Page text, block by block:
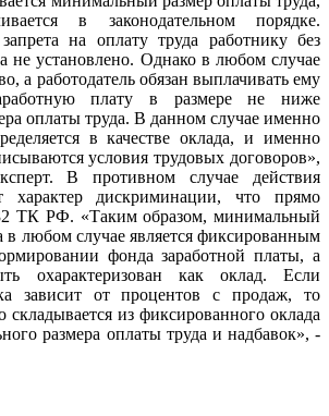
в законодательном порядке.
запрета на оплату труда работнику без
не установлено. Однако в любом случае
а работодатель обязан выплачивать ему
плату в размере не ниже
оплаты труда. В данном случае именно
в качестве оклада, и именно
условия трудовых договоров»,
В противном случае действия
характер дискриминации, что прямо
ТК РФ. «Таким образом, минимальный
в любом случае является фиксированным
фонда заработной платы, а
охарактеризован как оклад. Если
зависит от процентов с продаж, то
складывается из фиксированного оклада
размера оплаты труда и надбавок», -